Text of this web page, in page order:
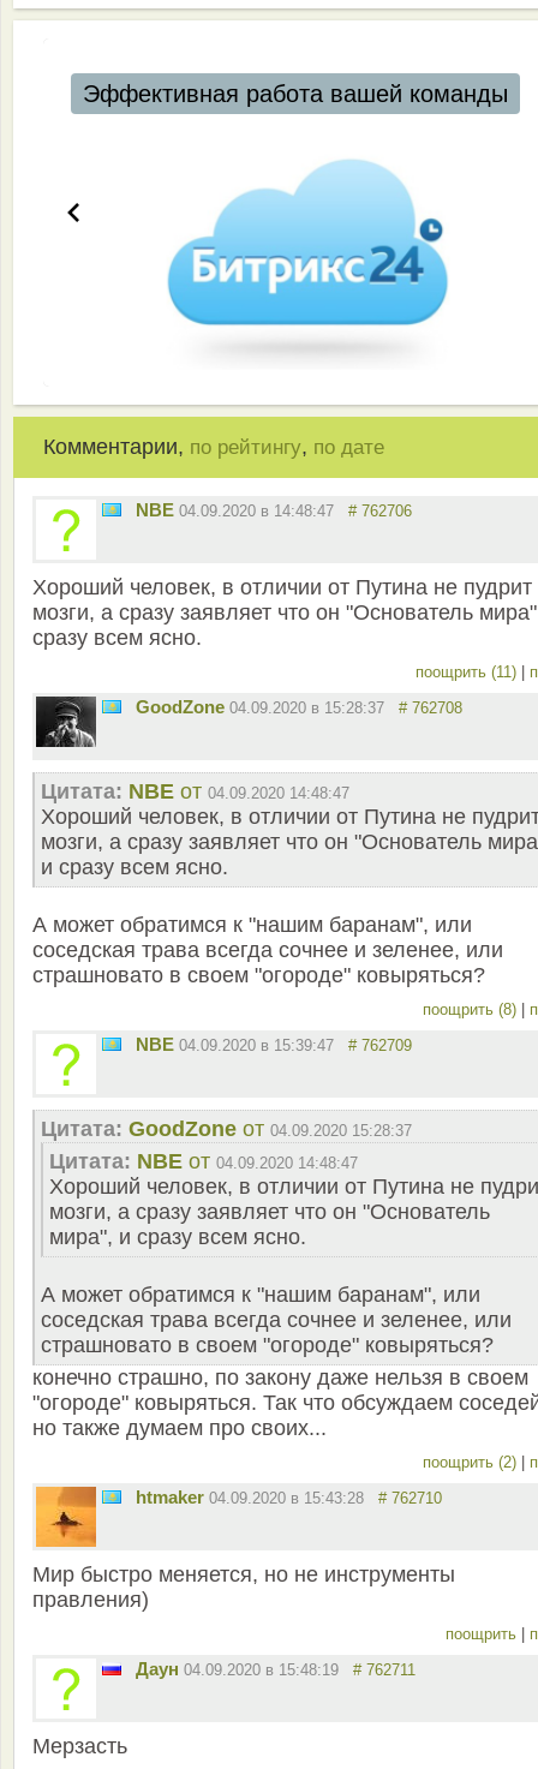
Автоматизация ресторанов и кафе
Комментарии, по рейтингу, по дате
NBE 04.09.2020 в 14:48:47 # 762706
Хороший человек, в отличии от Путина не пудрит
мозги, а сразу заявляет что он "Основатель
сразу всем ясно.
поощрить (11)
GoodZone 04.09.2020 в 15:28:37 # 762708
Цитата: NBE от 04.09.2020 14:48:47
Хороший человек, в отличии от Путина не
мозги, а сразу заявляет что он "Основатель
и сразу всем ясно.
А может обратимся к "нашим баранам", или
соседская трава всегда сочнее и зеленее, или
страшновато в своем "огороде" ковыряться?
поощрить (8)
NBE 04.09.2020 в 15:39:47 # 762709
Цитата: GoodZone от 04.09.2020 15:28:37
Цитата: NBE от 04.09.2020 14:48:47
Хороший человек, в отличии от Путина не
мозги, а сразу заявляет что он "Основатель
мира", и сразу всем ясно.
А может обратимся к "нашим баранам", или
соседская трава всегда сочнее и зеленее, или
страшновато в своем "огороде" ковыряться?
конечно страшно, по закону даже нельзя в своем
"огороде" ковыряться. Так что обсуждаем
но также думаем про своих...
поощрить (2)
htmaker 04.09.2020 в 15:43:28 # 762710
Мир быстро меняется, но не инструменты
правления)
поощрить
Даун 04.09.2020 в 15:48:19 # 762711
Мерзасть